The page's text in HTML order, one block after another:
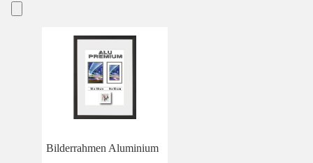
Bilderrahmen Aluminium